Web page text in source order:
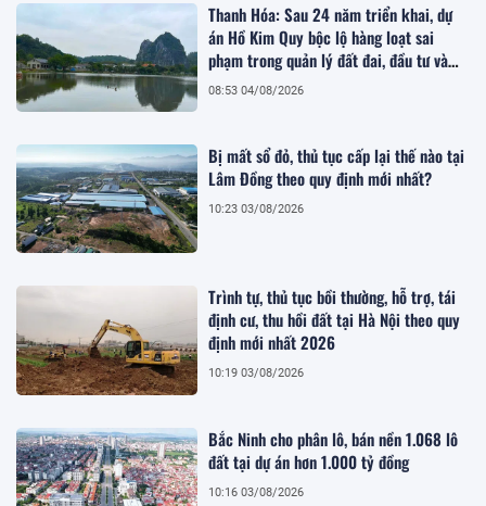
Thanh Hóa: Sau 24 năm triển khai, dự
án Hồ Kim Quy bộc lộ hàng loạt sai
phạm trong quản lý đất đai, đầu tư và
quy hoạch
08:53 04/08/2026
Bị mất sổ đỏ, thủ tục cấp lại thế nào tại
Lâm Đồng theo quy định mới nhất?
10:23 03/08/2026
Trình tự, thủ tục bồi thường, hỗ trợ, tái
định cư, thu hồi đất tại Hà Nội theo quy
định mới nhất 2026
10:19 03/08/2026
Bắc Ninh cho phân lô, bán nền 1.068 lô
đất tại dự án hơn 1.000 tỷ đồng
10:16 03/08/2026